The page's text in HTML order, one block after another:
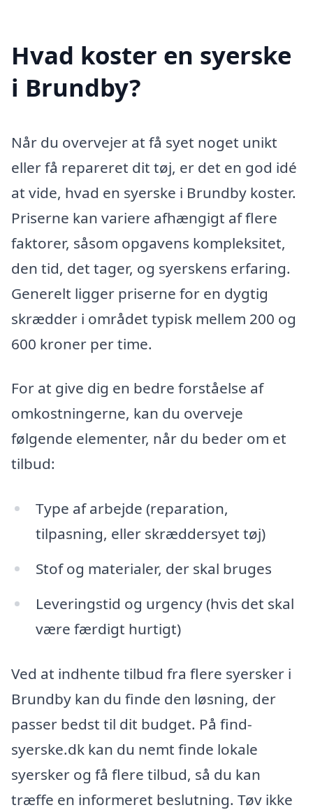
Hvad koster en syerske
i Brundby?
Når du overvejer at få syet noget unikt
eller få repareret dit tøj, er det en god idé
at vide, hvad en syerske i Brundby koster.
Priserne kan variere afhængigt af flere
faktorer, såsom opgavens kompleksitet,
den tid, det tager, og syerskens erfaring.
Generelt ligger priserne for en dygtig
skrædder i området typisk mellem 200 og
600 kroner per time.
For at give dig en bedre forståelse af
omkostningerne, kan du overveje
følgende elementer, når du beder om et
tilbud:
Type af arbejde (reparation,
tilpasning, eller skræddersyet tøj)
Stof og materialer, der skal bruges
Leveringstid og urgency (hvis det skal
være færdigt hurtigt)
Ved at indhente tilbud fra flere syersker i
Brundby kan du finde den løsning, der
passer bedst til dit budget. På find-
syerske.dk kan du nemt finde lokale
syersker og få flere tilbud, så du kan
træffe en informeret beslutning. Tøv ikke